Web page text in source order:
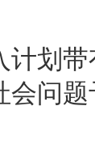
划带
问